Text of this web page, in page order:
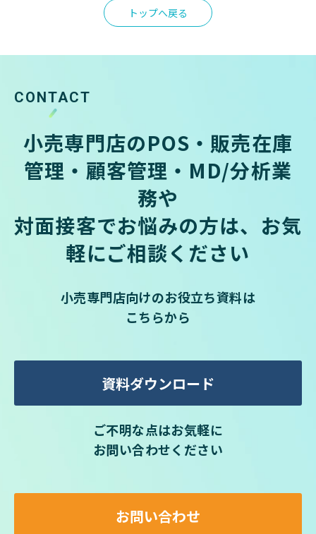
トップへ戻る
CONTACT
小売専門店のPOS・販売在庫
管理・顧客管理・MD/分析業
務や
対面接客でお悩みの方は、お気
軽にご相談ください
小売専門店向けのお役立ち資料は
こちらから
資料ダウンロード
ご不明な点はお気軽に
お問い合わせください
お問い合わせ